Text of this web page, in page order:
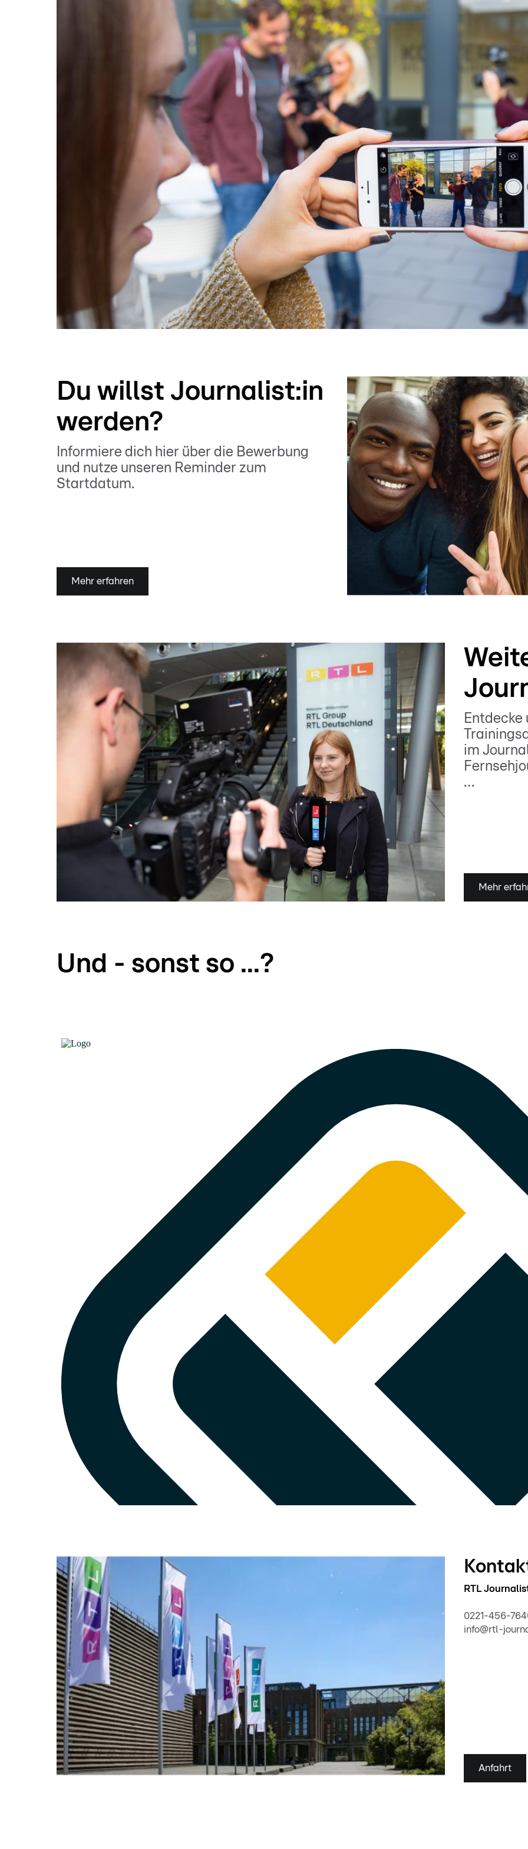
Du willst Journalist:in
werden?
Informiere dich hier über die Bewerbung
und nutze unseren Reminder zum
Startdatum.
Mehr erfahren
Entdecke
im
…
Mehr
Und - sonst so ...?
RTL
0221-456-
info@rtl-
Anfahrt